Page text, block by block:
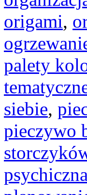
origami,
palety
siebie,
pieczywo
psychiczna